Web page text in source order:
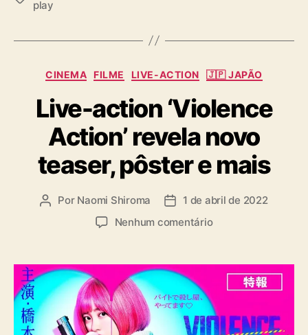
s
play
C
t
e
g
o
r
i
CINEMA FILME LIVE-ACTION 🇯🇵 JAPÃO
Live-action ‘Violence
Action’ revela novo
teaser, pôster e mais
A
r
d
o
p
Por Naomi Shiroma
D
d
e
p
u
b
1 de abril de 2022
Nenhum comentárioe
i
-
a